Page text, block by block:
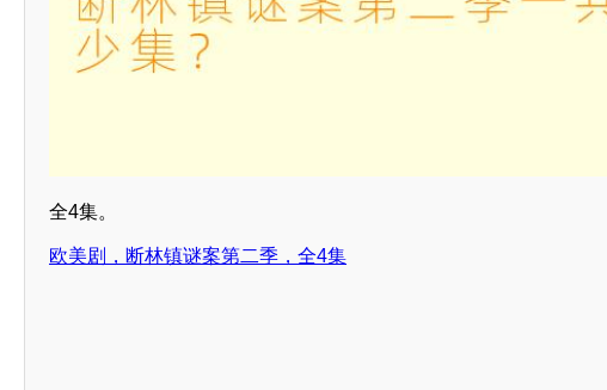
全4集。
欧美剧，断林镇谜案第二季，全4集